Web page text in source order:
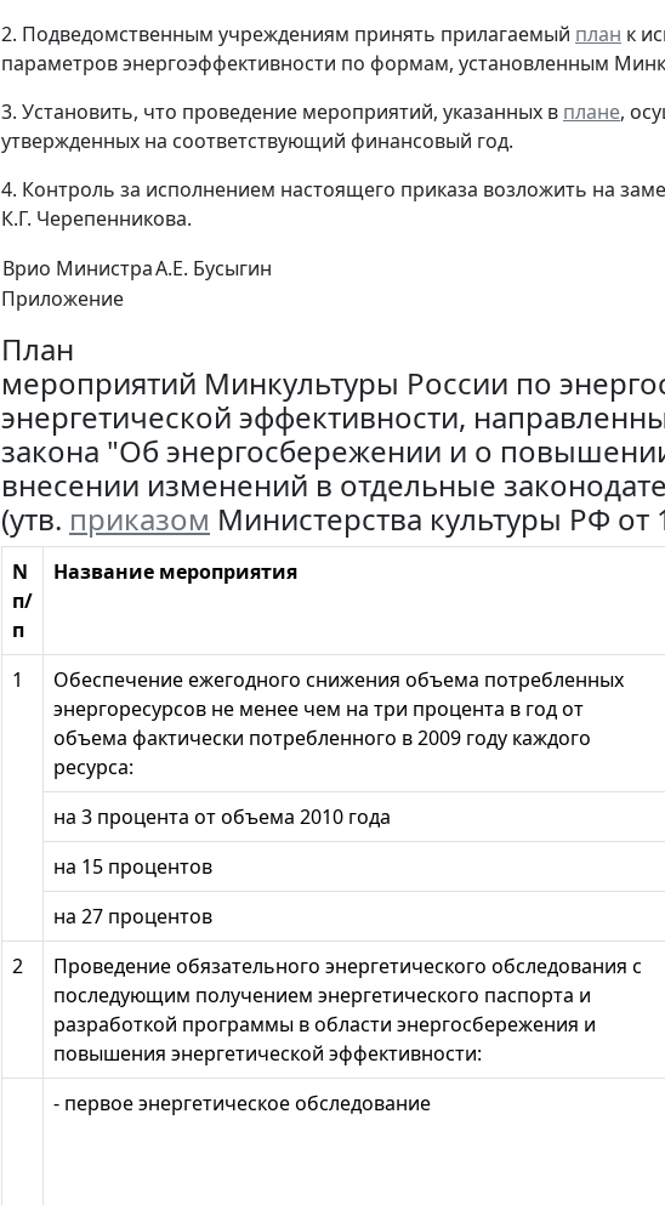
2. Подведомственным учреждениям принять прилагаемый план к
параметров энергоэффективности по формам, установленным
3. Установить, что проведение мероприятий, указанных в плане,
утвержденных на соответствующий финансовый год.
4. Контроль за исполнением настоящего приказа возложить на
К.Г. Черепенникова.
Врио МинистраА.Е. Бусыгин
Приложение
План
мероприятий Минкультуры России по
энергетической эффективности,
закона "Об энергосбережении и о
внесении изменений в отдельные
(утв. приказом Министерства культуры РФ от
N
п/
п
Название мероприятия
1
Обеспечение ежегодного снижения объема потребленных
энергоресурсов не менее чем на три процента в год от
объема фактически потребленного в 2009 году каждого
ресурса:
на 3 процента от объема 2010 года
на 15 процентов
на 27 процентов
2
Проведение обязательного энергетического обследования с
последующим получением энергетического паспорта и
разработкой программы в области энергосбережения и
повышения энергетической эффективности:
- первое энергетическое обследование